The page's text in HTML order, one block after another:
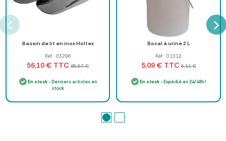
Bassin de lit en inox Holtex
Réf : 03296
56,10 € TTC 85,67 €
En stock- Derniers articles en
stock
Bocal à urine 2 L
Réf : 01312
5,09 € TTC 6,11 €
En stock- Expédié en 24/48h !